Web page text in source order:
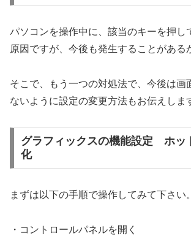
パソコンを操作中に、該当のキーを押し
原因ですが、今後も発生することがある
そこで、もう一つの対処法で、今後は画
ないように設定の変更方法もお伝えしま
グラフィックスの機能設定 ホッ
化
まずは以下の手順で操作してみて下さい。
・コントロールパネルを開く